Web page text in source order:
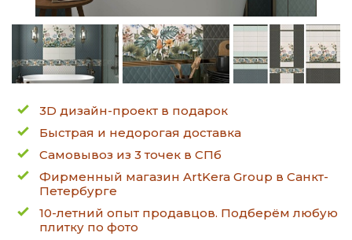
3D дизайн-проект в подарок
Быстрая и недорогая доставка
Самовывоз из 3 точек в СПб
Фирменный магазин ArtKera Group в Санкт-
Петербурге
10-летний опыт продавцов. Подберём любую
плитку по фото